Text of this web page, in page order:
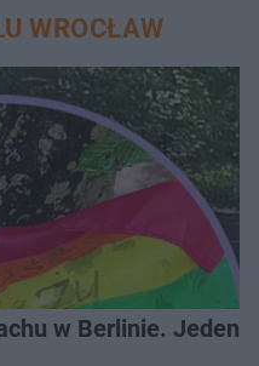
WROCŁAW
w Berlinie. Jeden